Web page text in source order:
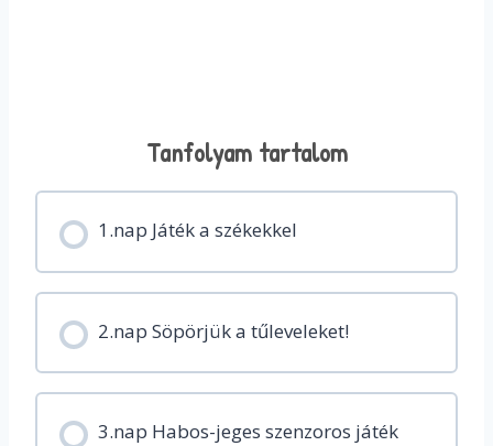
Tanfolyam tartalom
1.nap Játék a székekkel
2.nap Söpörjük a tűleveleket!
3.nap Habos-jeges szenzoros játék